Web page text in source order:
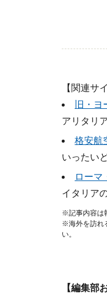
【関連サ
旧・
アリタリ
格安航
いったい
ローマ
イタリア
※記事内容は
※海外を訪れ
い。
【編集部